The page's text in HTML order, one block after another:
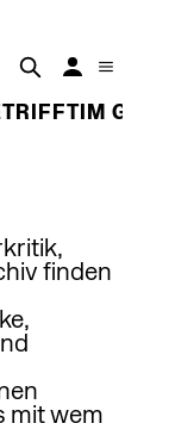
IM
finden
mit wem